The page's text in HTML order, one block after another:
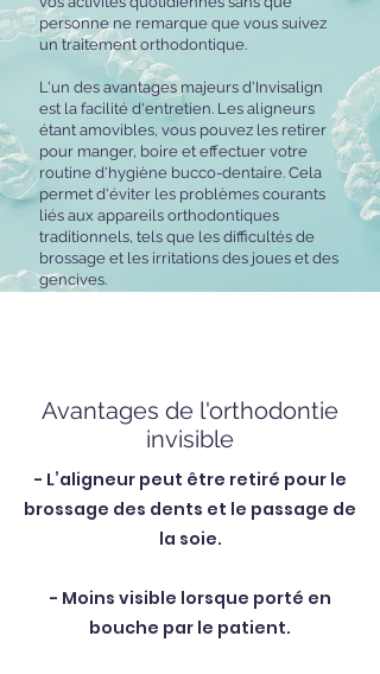
personne ne remarque que vous suivez
un traitement orthodontique.
L'un des avantages majeurs d'Invisalign
est la facilité d'entretien. Les aligneurs
étant amovibles, vous pouvez les retirer
pour manger, boire et effectuer votre
routine d'hygiène bucco-dentaire. Cela
permet d'éviter les problèmes courants
liés aux appareils orthodontiques
traditionnels, tels que les difficultés de
brossage et les irritations des joues et des
gencives.
Avantages de l'orthodontie
invisible
- L’aligneur peut être retiré pour le
brossage des dents et le passage de
la soie.
- Moins visible lorsque porté en
bouche par le patient.